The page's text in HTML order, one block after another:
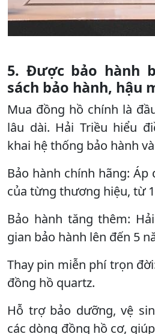
5. Được bảo hành
sách bảo hành, hậu
Mua đồng hồ chính là
lâu dài. Hải Triều hiểu
khai hệ thống bảo hành
Bảo hành chính hãng:
của từng thương hiệu, từ
Bảo hành tăng thêm:
gian bảo hành lên đến 5
Thay pin miễn phí trọn
đồng hồ quartz.
Hỗ trợ bảo dưỡng, vệ
các dòng đồng hồ cơ,